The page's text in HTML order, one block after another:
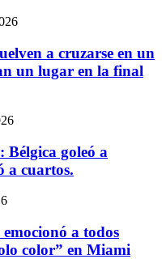
a cruzarse en un
un lugar en la final
Bélgica goleó a
a cuartos.
a todos
color” en Miami